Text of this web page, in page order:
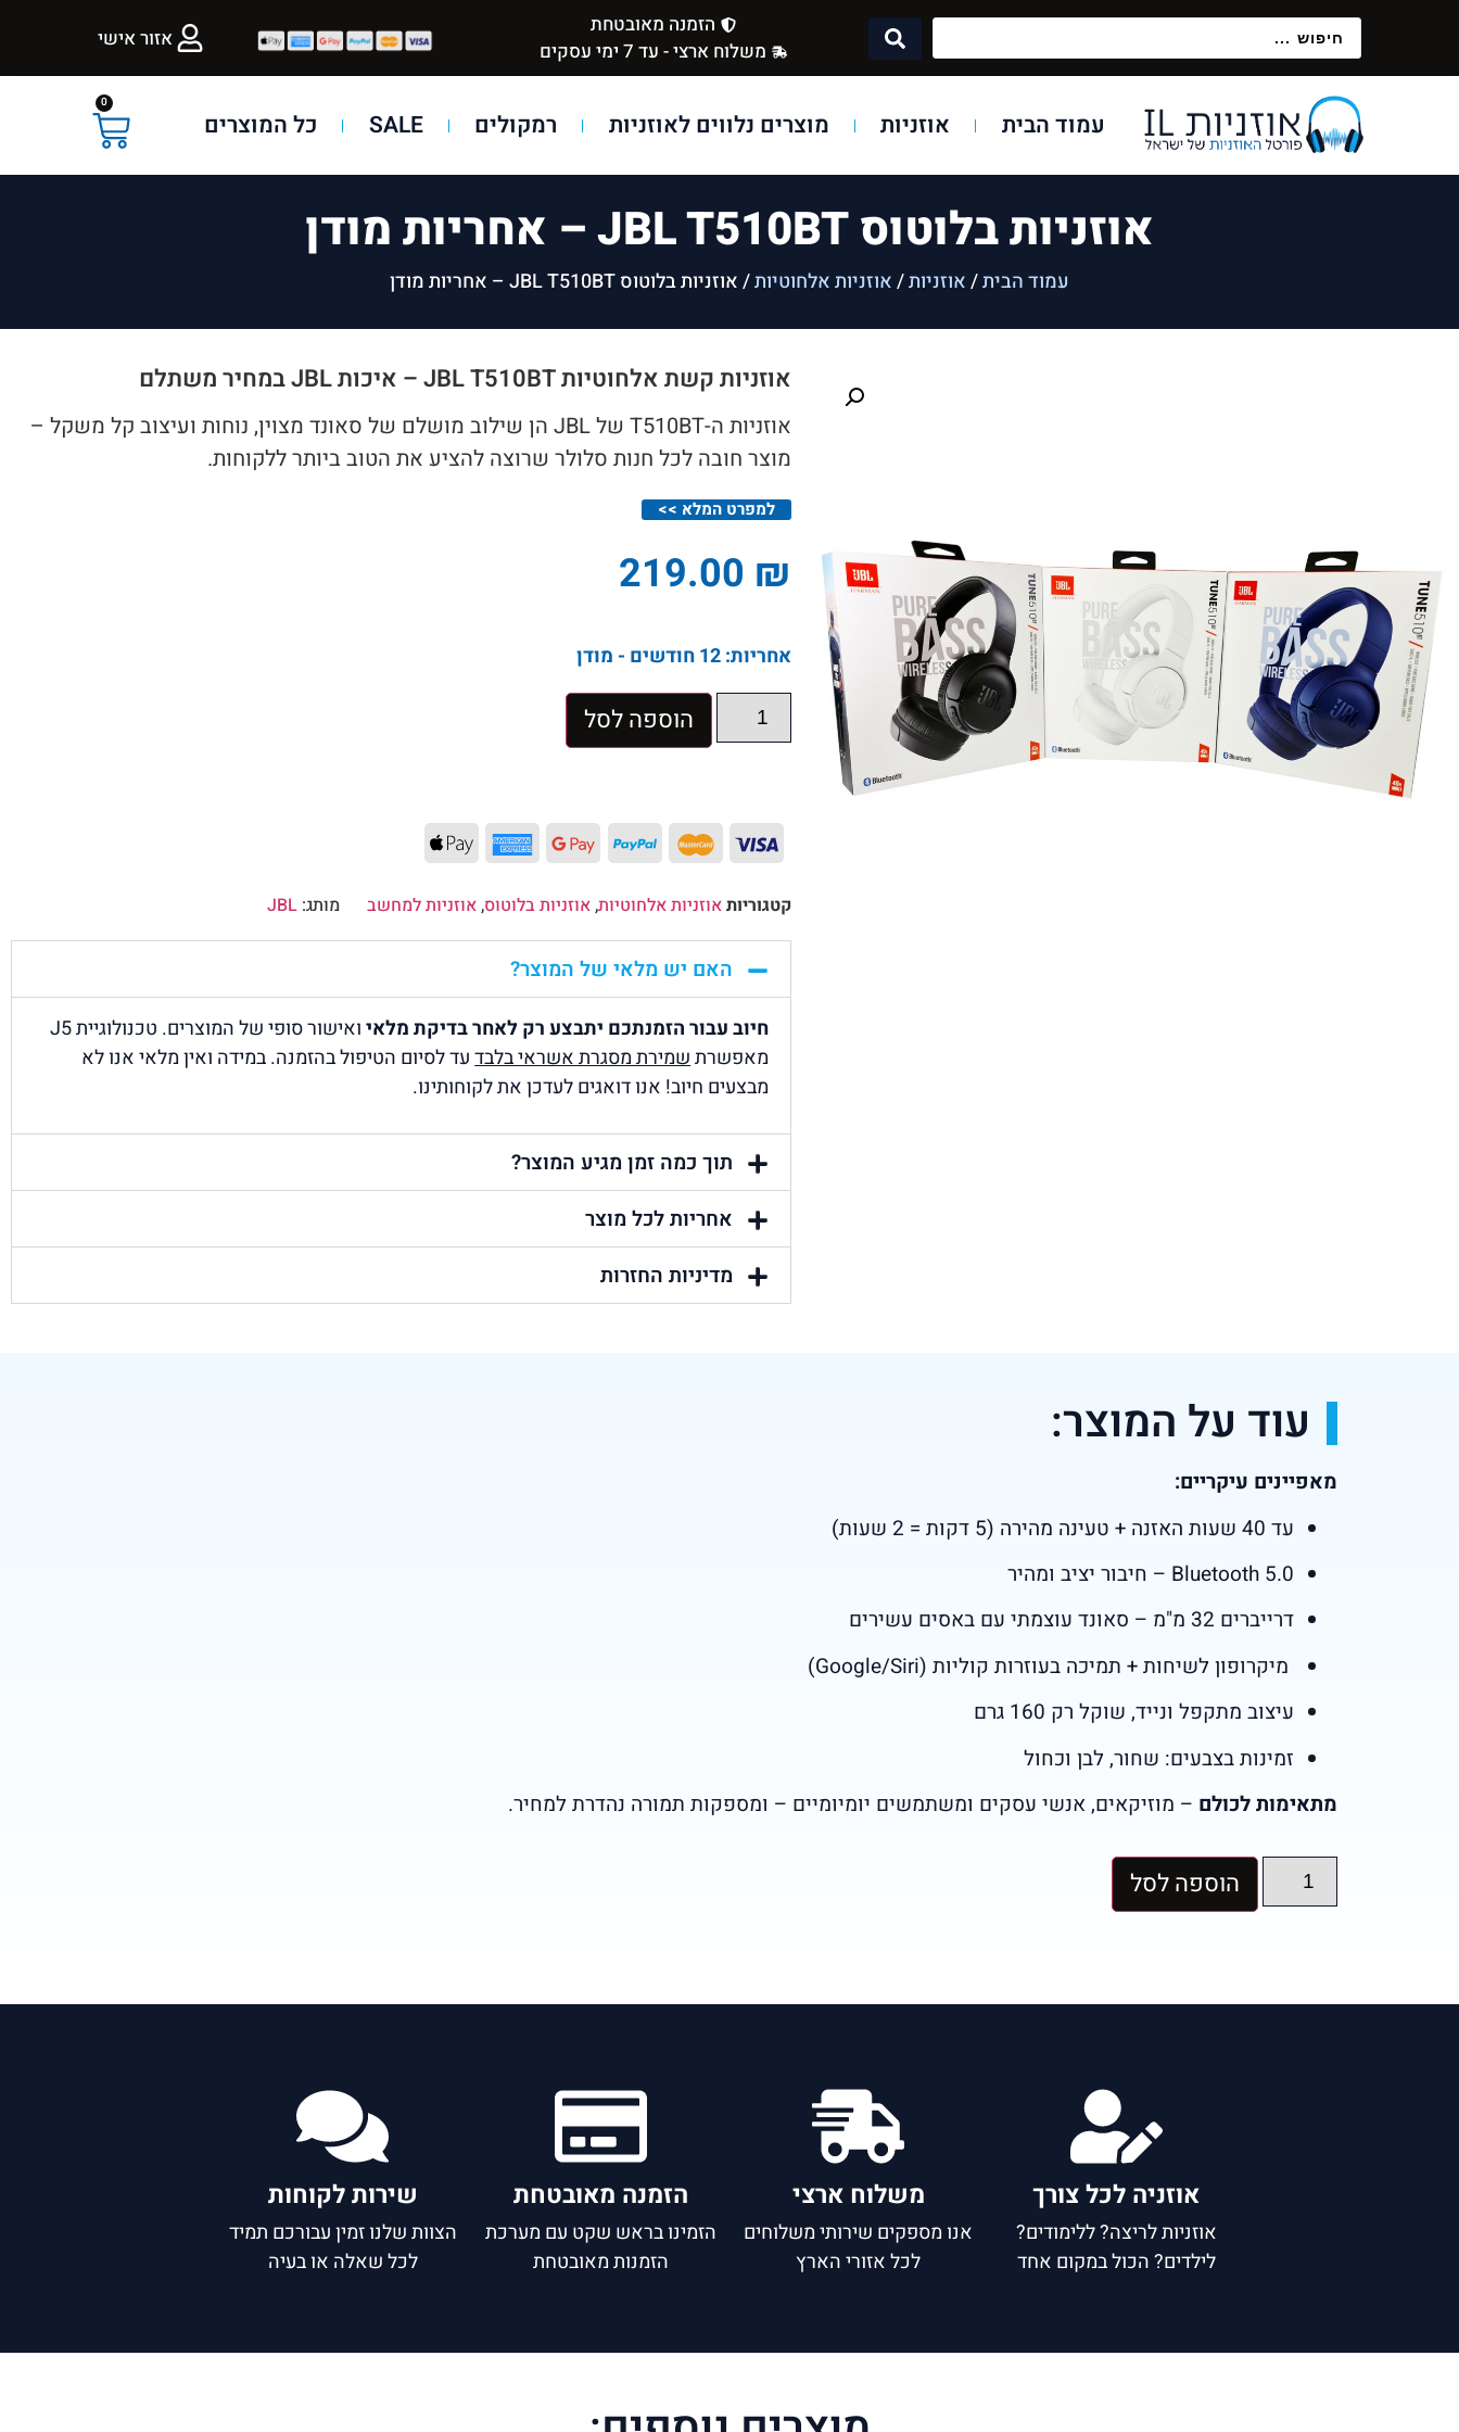
הזמנה מאובטחת
משלוח ארצי - עד 7 ימי עסקים
אזור אישי
עמוד הבית אוזניות מוצרים נלווים לאוזניות רמקולים SALE כל המוצרים
0
אוזניות בלוטוס JBL T510BT – אחריות מודן
עמוד הבית/אוזניות/אוזניות אלחוטיות/ אוזניות בלוטוס JBL T510BT – אחריות מודן
אוזניות קשת אלחוטיות JBL T510BT – איכות JBL במחיר משתלם
אוזניות ה-T510BT של JBL הן שילוב מושלם של סאונד מצוין, נוחות ועיצוב קל משקל –
מוצר חובה לכל חנות סלולר שרוצה להציע את הטוב ביותר ללקוחות.
למפרט המלא >>
219.00 ₪
אחריות: 12 חודשים - מודן
הוספה לסל
קטגוריותאוזניות אלחוטיות,אוזניות בלוטוס,אוזניות למחשב מותג:JBL
האם יש מלאי של המוצר?
חיוב עבור הזמנתכם יתבצע רק לאחר בדיקת מלאי
ואישור סופי של המוצרים. טכנולוגיית J5
מאפשרתשמירת מסגרת אשראי בלבדעד לסיום הטיפול בהזמנה. במידה ואין מלאי אנו לא
מבצעים חיוב! אנו דואגים לעדכן את לקוחותינו.
תוך כמה זמן מגיע המוצר?
אחריות לכל מוצר
מדיניות החזרות
עוד על המוצר:
מאפיינים עיקריים:
עד 40 שעות האזנה + טעינה מהירה (5 דקות = 2 שעות)
Bluetooth 5.0 – חיבור יציב ומהיר
דרייברים 32 מ"מ – סאונד עוצמתי עם באסים עשירים
️ מיקרופון לשיחות + תמיכה בעוזרות קוליות (Google/Siri)
עיצוב מתקפל ונייד, שוקל רק 160 גרם
זמינות בצבעים: שחור, לבן וכחול
מתאימות לכולם – מוזיקאים, אנשי עסקים ומשתמשים יומיומיים – ומספקות תמורה נהדרת למחיר.
הוספה לסל
אוזניה לכל צורך
אוזניות לריצה? ללימודים?
לילדים? הכול במקום אחד
משלוח ארצי
אנו מספקים שירותי משלוחים
לכל אזורי הארץ
הזמנה מאובטחת
הזמינו בראש שקט עם מערכת
הזמנות מאובטחת
שירות לקוחות
הצוות שלנו זמין עבורכם תמיד
לכל שאלה או בעיה